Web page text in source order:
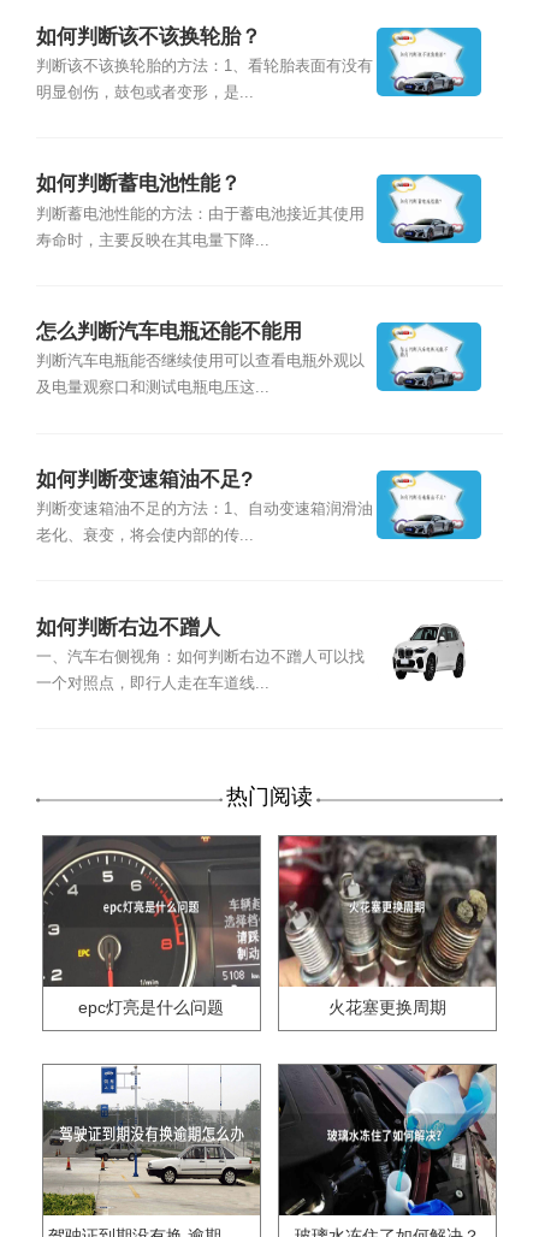
如何判断该不该换轮胎？
判断该不该换轮胎的方法：1、看轮胎表面有没有
明显创伤，鼓包或者变形，是...
如何判断蓄电池性能？
判断蓄电池性能的方法：由于蓄电池接近其使用
寿命时，主要反映在其电量下降...
怎么判断汽车电瓶还能不能用
判断汽车电瓶能否继续使用可以查看电瓶外观以
及电量观察口和测试电瓶电压这...
如何判断变速箱油不足?
判断变速箱油不足的方法：1、自动变速箱润滑油
老化、衰变，将会使内部的传...
如何判断右边不蹭人
一、汽车右侧视角：如何判断右边不蹭人可以找
一个对照点，即行人走在车道线...
热门阅读
epc灯亮是什么问题 火花塞更换周期